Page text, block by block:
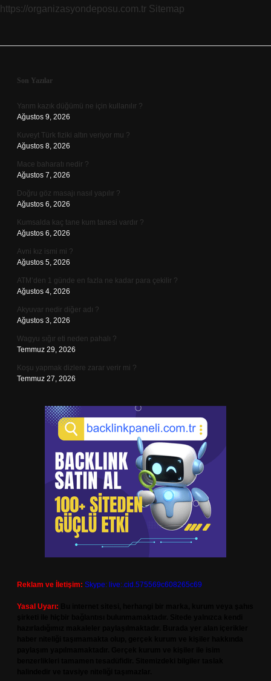
https://organizasyondeposu.com.tr Sitemap
Sidebar
Son Yazılar
Yarım kazık düğümü ne için kullanılır ?
Ağustos 9, 2026
Kuveyt Türk fiziki altın veriyor mu ?
Ağustos 8, 2026
Mace baharatı nedir ?
Ağustos 7, 2026
Doğru göz masajı nasıl yapılır ?
Ağustos 6, 2026
Kumsalda kaç tane kum tanesi vardır ?
Ağustos 6, 2026
Avni kız ismi mi ?
Ağustos 5, 2026
ATM’den 1 günde en fazla ne kadar para çekilir ?
Ağustos 4, 2026
Akyuvar nedir diğer adı ?
Ağustos 3, 2026
Wagyu sığır eti neden pahalı ?
Temmuz 29, 2026
Koşu yapmak dizlere zarar verir mi ?
Temmuz 27, 2026
Reklam ve İletişim: Skype: live:.cid.575569c608265c69
Yasal Uyarı: